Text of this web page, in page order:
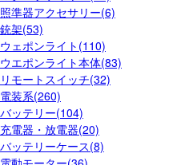
照準器アクセサリー(6)
銃架(53)
ウェポンライト(110)
ウエポンライト本体(83)
リモートスイッチ(32)
電装系(260)
バッテリー(104)
充電器・放電器(20)
バッテリーケース(8)